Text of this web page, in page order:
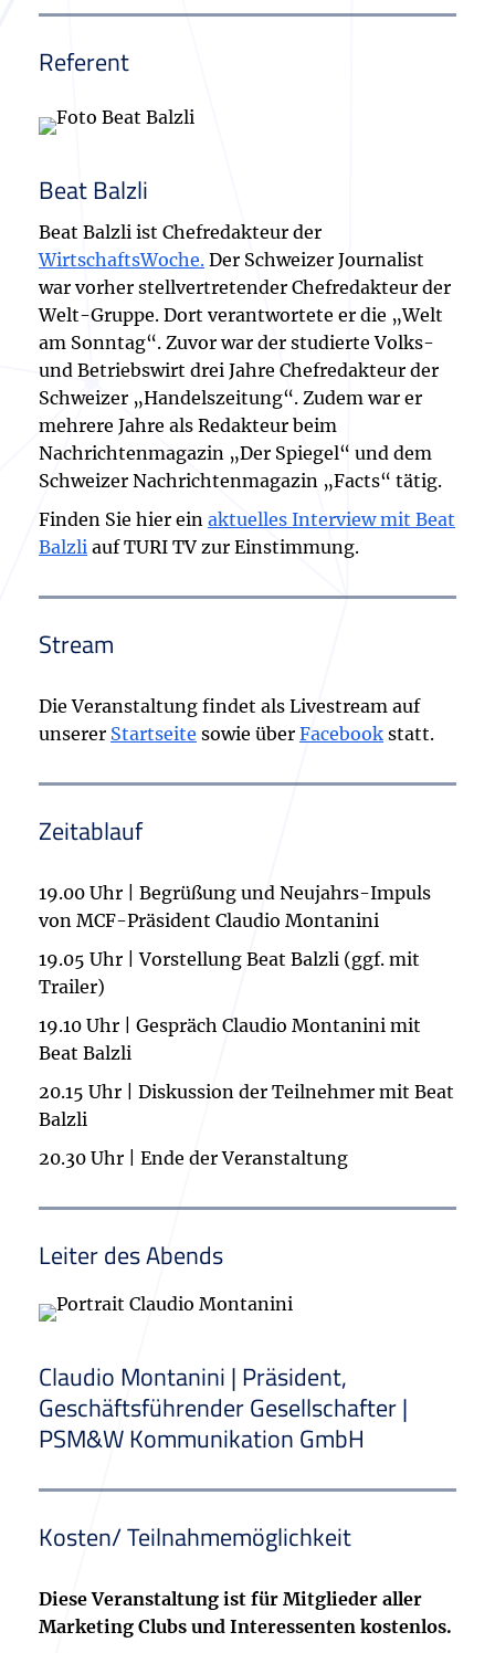
Referent
Beat Balzli
Beat Balzli ist Chefredakteur der
WirtschaftsWoche. Der Schweizer Journalist
war vorher stellvertretender Chefredakteur der
Welt-Gruppe. Dort verantwortete er die „Welt
am Sonntag“. Zuvor war der studierte Volks-
und Betriebswirt drei Jahre Chefredakteur der
Schweizer „Handelszeitung“. Zudem war er
mehrere Jahre als Redakteur beim
Nachrichtenmagazin „Der Spiegel“ und dem
Schweizer Nachrichtenmagazin „Facts“ tätig.
Finden Sie hier ein aktuelles Interview mit Beat
Balzli auf TURI TV zur Einstimmung.
Stream
Die Veranstaltung findet als Livestream auf
unserer Startseite sowie über Facebook statt.
Zeitablauf
19.00 Uhr | Begrüßung und Neujahrs-Impuls
von MCF-Präsident Claudio Montanini
19.05 Uhr | Vorstellung Beat Balzli (ggf. mit
Trailer)
19.10 Uhr | Gespräch Claudio Montanini mit
Beat Balzli
20.15 Uhr | Diskussion der Teilnehmer mit Beat
Balzli
20.30 Uhr | Ende der Veranstaltung
Leiter des Abends
Claudio Montanini | Präsident,
Geschäftsführender Gesellschafter |
PSM&W Kommunikation GmbH
Kosten/ Teilnahmemöglichkeit
Diese Veranstaltung ist für Mitglieder aller
Marketing Clubs und Interessenten kostenlos.